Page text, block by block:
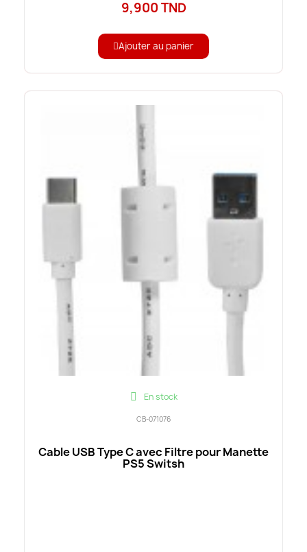
9,900 TND
Ajouter au panier
En stock
CB-071076
Cable USB Type C avec Filtre pour Manette
PS5 Switsh